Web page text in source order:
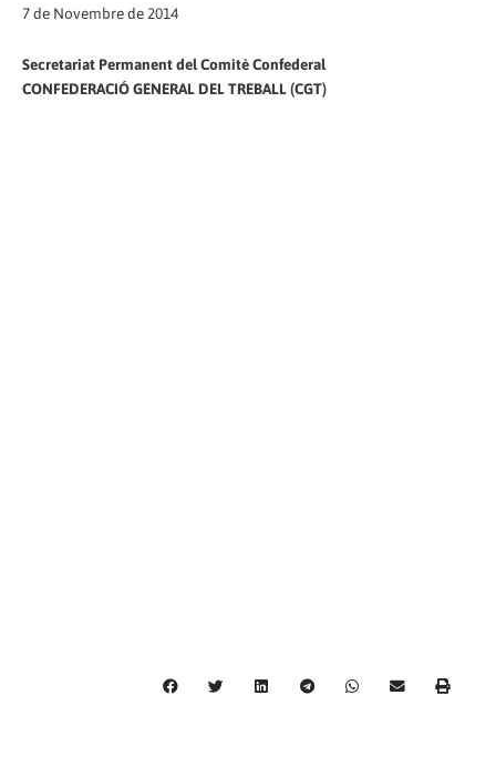
7 de Novembre de 2014
Secretariat Permanent del Comitè Confederal
CONFEDERACIÓ GENERAL DEL TREBALL (CGT)